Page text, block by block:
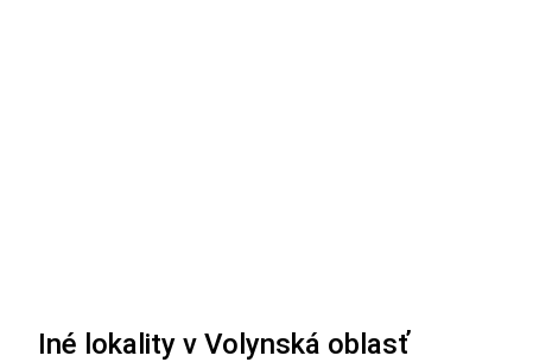
Iné lokality v Volynská oblasť